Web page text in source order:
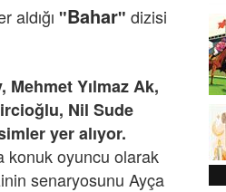
aldığı "Bahar" dizisi
Yılmaz Ak,
Nil Sude
yer alıyor.
konuk oyuncu olarak
senaryosunu Ayça